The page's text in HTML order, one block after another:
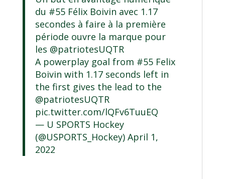
du #55 Félix Boivin avec 1.17
secondes à faire à la première
période ouvre la marque pour
les @patriotesUQTR
A powerplay goal from #55 Felix
Boivin with 1.17 seconds left in
the first gives the lead to the
@patriotesUQTR
pic.twitter.com/lQFv6TuuEQ
— U SPORTS Hockey
(@USPORTS_Hockey) April 1,
2022